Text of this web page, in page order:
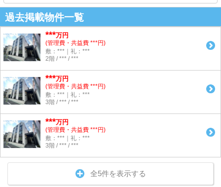
過去掲載物件一覧
***万円
(管理費・共益費 ***円)
敷：***｜礼：***
2階 / *** / ***
***万円
(管理費・共益費 ***円)
敷：***｜礼：***
3階 / *** / ***
***万円
(管理費・共益費 ***円)
敷：***｜礼：***
3階 / *** / ***
全5件を表示する